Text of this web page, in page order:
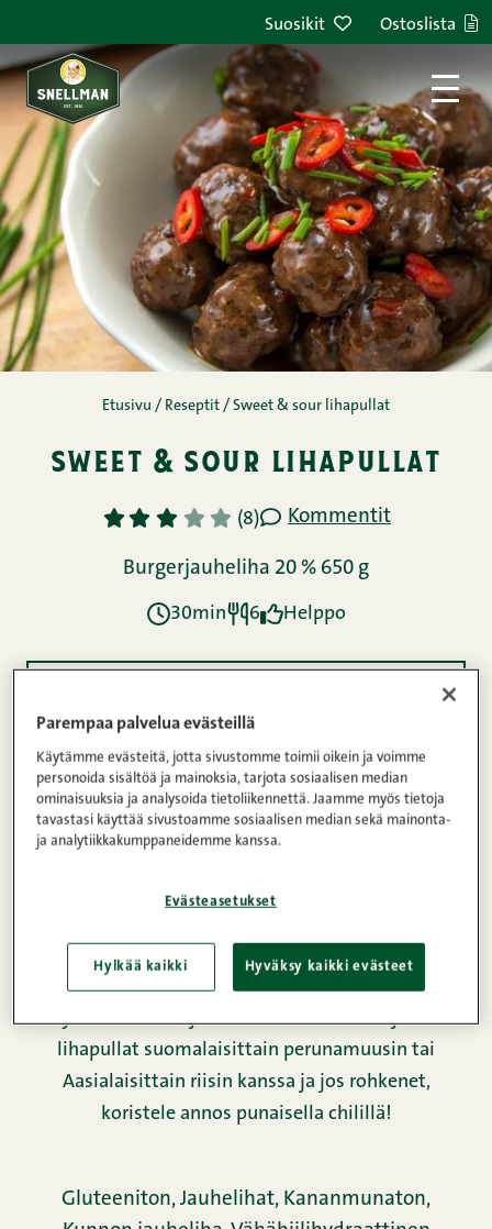
Suosikit Ostoslista
Etusivu / Reseptit / Sweet & sour lihapullat
sweet & sour lihapullat
1 2 3 4 5 (8) Kommentit
Burgerjauheliha 20 % 650 g
30min 6 Helppo
Ohje
Perinteisten suomalaisten lihapullien ja aasialaista
makumaailmaa henkivän Sweet & Sour -kastikkeen
yhdistelmä on jännittävän maukas. Tarjoile
lihapullat suomalaisittain perunamuusin tai
Aasialaisittain riisin kanssa ja jos rohkenet,
koristele annos punaisella chilillä!
Gluteeniton, Jauhelihat, Kananmunaton,
Parempaa palvelua evästeillä
Käytämme evästeitä, jotta sivustomme toimii oikein ja voimme
personoida sisältöä ja mainoksia, tarjota sosiaalisen median
ominaisuuksia ja analysoida tietoliikennettä. Jaamme myös tietoja
tavastasi käyttää sivustoamme sosiaalisen median sekä mainonta-
ja analytiikkakumppaneidemme kanssa.
Evästeasetukset
Hylkää kaikki Hyväksy kaikki evästeet